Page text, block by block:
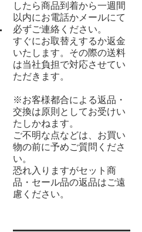
したら商品到着から一週間
以内にお電話かメールにて
必ずご連絡ください。
すぐにお取替えするか返金
いたします。その際の送料
は当社負担で対応させてい
ただきます。
※お客様都合による返品・
交換は原則としてお受けい
たしかねます。
ご不明な点などは、お買い
物の前に予めご質問くださ
い。
恐れ入りますがセット商
品・セール品の返品はご遠
慮ください。